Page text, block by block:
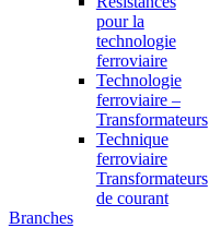
pour la
technologie
ferroviaire
Technologie
ferroviaire –
Transformateurs
Technique
ferroviaire
Transformateurs
de courant
Branches